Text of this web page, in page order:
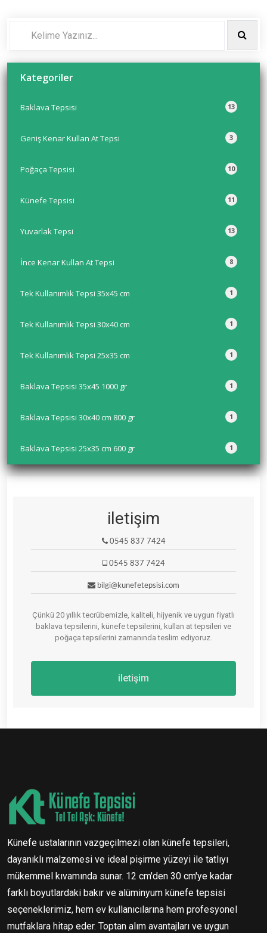
Kategoriler
13
Baklava Tepsisi
3
Geniş Kenar Kullan At Tepsi
10
Poğaça Tepsisi
11
Künefe Tepsisi
13
Yuvarlak Tepsi
8
İnce Kenar Kullan At Tepsi
1
Tek Kullanımlık Tepsi 35x45 cm
1
Tek Kullanımlık Tepsi 30x40 cm
1
Tek Kullanımlık Tepsi 25x35 cm
1
Baklava Tepsisi 35x45 1000 gr
1
Baklava Tepsisi 30x40 cm 800 gr
1
Baklava Tepsisi 25x35 cm 600 gr
iletişim
0545 837 7424
0545 837 7424
bilgi@kunefetepsisi.com
Çünkü 20 yıllık tecrübemizle, kaliteli, hijyenik ve uygun fiyatlı
baklava tepsilerini, künefe tepsilerini, kullan at tepsileri ve
poğaça tepsilerini zamanında teslim ediyoruz.
iletişim
Künefe ustalarının vazgeçilmezi olan künefe tepsileri,
dayanıklı malzemesi ve ideal pişirme yüzeyi ile tatlıyı
mükemmel kıvamında sunar. 12 cm'den 30 cm'ye kadar
farklı boyutlardaki bakır ve alüminyum künefe tepsisi
seçeneklerimiz, hem ev kullanıcılarına hem profesyonel
mutfaklara hitap eder. Toptan alım avantajları ve uygun